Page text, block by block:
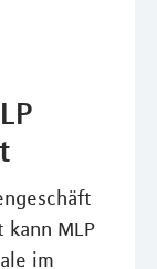
kann MLP
im